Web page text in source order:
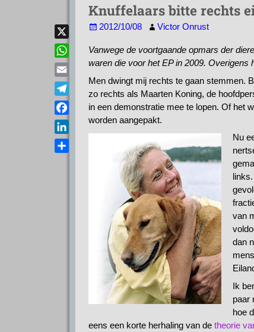
Knuffelaars bitte rechts
2012/10/08 Victor Onrust
Vanwege de voortgaande opmars der
waren die voor het EP in 2009.
Men dwingt mij rechts te gaan stemmen.
zo rechts als Maarten Koning, de
in een demonstratie mee te lopen. Of het
worden aangepakt.
Nu
van
dan
Ik
paar
hoe
eens een korte herhaling van detheorie
X
W
h
a
t
s
A
p
E
m
a
l
T
e
l
e
F
a
c
L
i